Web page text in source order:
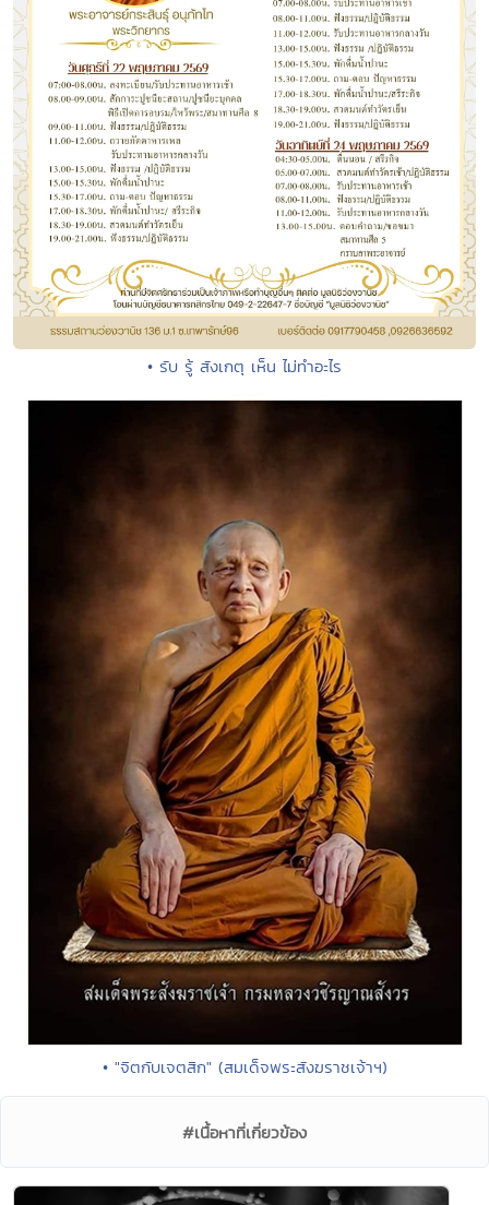
• รับ รู้ สังเกตุ เห็น ไม่ทำอะไร
• "จิตกับเจตสิก" (สมเด็จพระสังฆราชเจ้าฯ)
#เนื้อหาที่เกี่ยวข้อง